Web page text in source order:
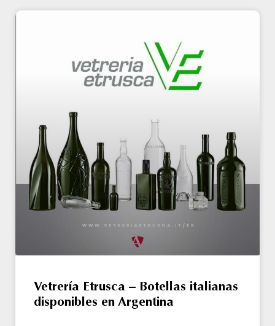
Vetrería Etrusca – Botellas italianas
disponibles en Argentina